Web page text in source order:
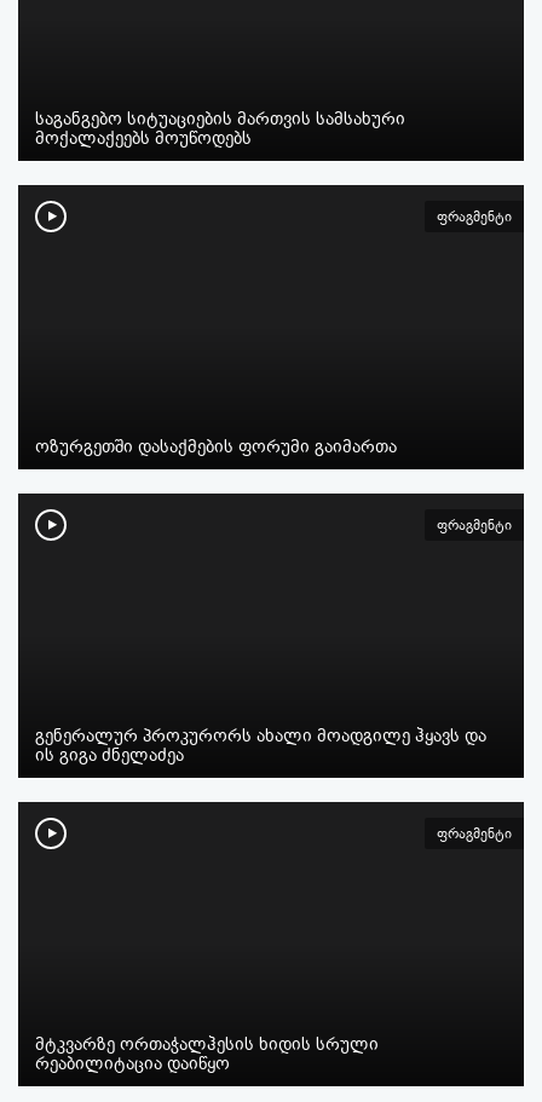
საგანგებო სიტუაციების მართვის სამსახური
მოქალაქეებს მოუწოდებს
ფრაგმენტი
ოზურგეთში დასაქმების ფორუმი გაიმართა
ფრაგმენტი
გენერალურ პროკურორს ახალი მოადგილე ჰყავს და
ის გიგა ძნელაძეა
ფრაგმენტი
მტკვარზე ორთაჭალჰესის ხიდის სრული
რეაბილიტაცია დაიწყო